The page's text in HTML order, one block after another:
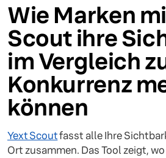
Wie Marken
Scout ihre
im Vergleich
Konkurrenz
können
Yext Scoutfasst alle Ihre
Ort zusammen. Das Tool zeigt,